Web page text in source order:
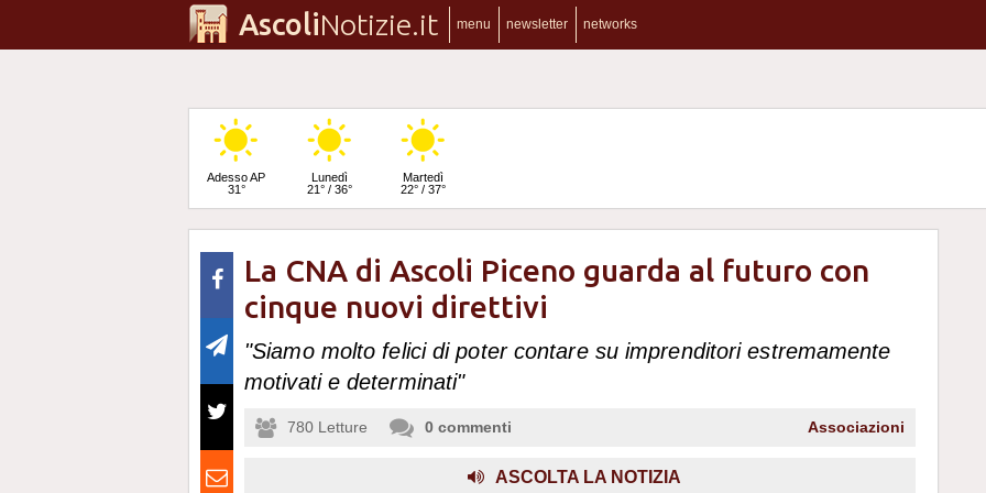
AscoliNotizie.it menu newsletter networks
Adesso AP
31°
Lunedì
21° / 36°
Martedì
22° / 37°
Mercoledì
23° / 35°
La CNA di Ascoli Piceno guarda al futuro con
cinque nuovi direttivi
"Siamo molto felici di poter contare su imprenditori estremamente
motivati e determinati"
780 Letture 0 commenti Associazioni
ASCOLTA LA NOTIZIA